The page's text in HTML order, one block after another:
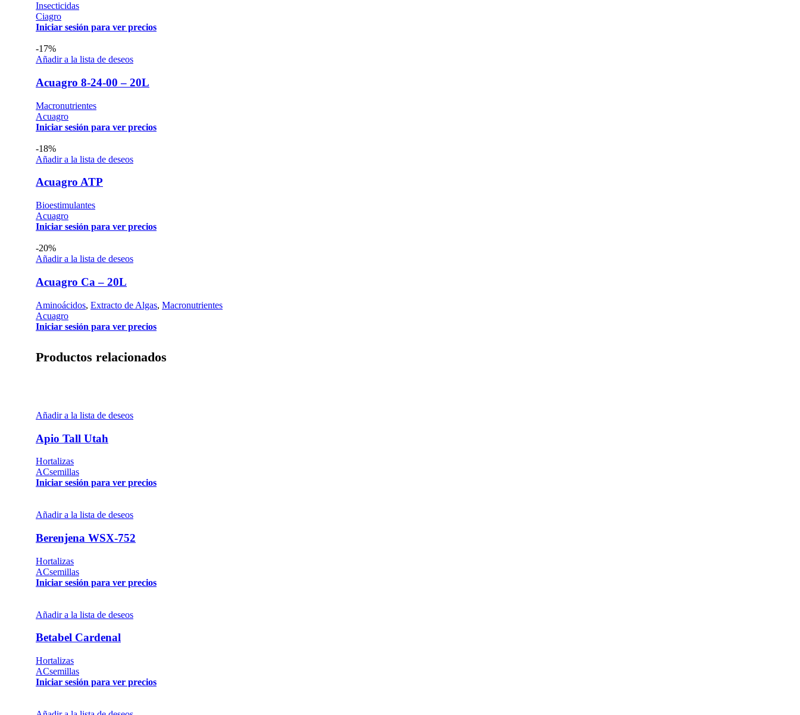
Insecticidas
Ciagro
Iniciar sesión para ver precios
-17%
Añadir a la lista de deseos
Acuagro 8-24-00 – 20L
Macronutrientes
Acuagro
Iniciar sesión para ver precios
-18%
Añadir a la lista de deseos
Acuagro ATP
Bioestimulantes
Acuagro
Iniciar sesión para ver precios
-20%
Añadir a la lista de deseos
Acuagro Ca – 20L
Aminoácidos, Extracto de Algas, Macronutrientes
Acuagro
Iniciar sesión para ver precios
Productos relacionados
Añadir a la lista de deseos
Apio Tall Utah
Hortalizas
ACsemillas
Iniciar sesión para ver precios
Añadir a la lista de deseos
Berenjena WSX-752
Hortalizas
ACsemillas
Iniciar sesión para ver precios
Añadir a la lista de deseos
Betabel Cardenal
Hortalizas
ACsemillas
Iniciar sesión para ver precios